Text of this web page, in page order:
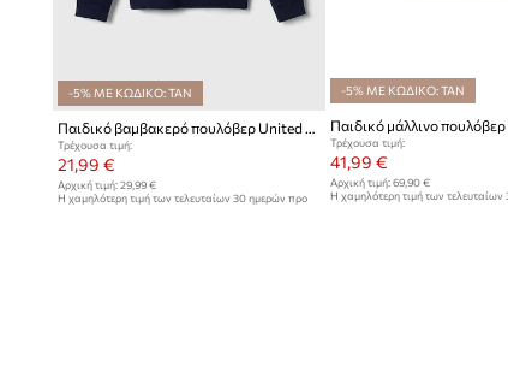
-5% ΜΕ ΚΩΔΙΚΟ: TAN
Τρέχουσα τιμή:
21,99 €
Αρχική τιμή: 29,99 €
Η χαμηλότερη τιμή των τελευταίων 30 ημερών προ
-5% ΜΕ ΚΩΔΙΚΟ: TAN
Τρέχουσα τιμή:
41,99 €
Αρχική τιμή:69,90 €
Η χαμηλότερη τιμή των